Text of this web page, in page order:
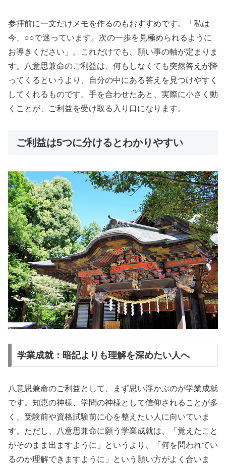
参拝前に一文だけメモを作るのもおすすめです。「私は
今、○○で迷っています。次の一歩を見極められるように
お導きください」。これだけでも、願い事の軸が定まりま
す。八意思兼命のご利益は、何もしなくても突然答えが降
ってくるというより、自分の中にある答えを見つけやすく
してくれるものです。手を合わせたあと、実際に小さく動
くことが、ご利益を受け取る入り口になります。
ご利益は5つに分けるとわかりやすい
学業成就：暗記よりも理解を深めたい人へ
八意思兼命のご利益として、まず思い浮かぶのが学業成就
です。知恵の神様、学問の神様として信仰されることが多
く、受験前や資格試験前に心を整えたい人に向いていま
す。ただし、八意思兼命に願う学業成就は、「覚えたこと
がそのまま出ますように」というより、「何を問われてい
るのか理解できますように」という願い方がよく合いま